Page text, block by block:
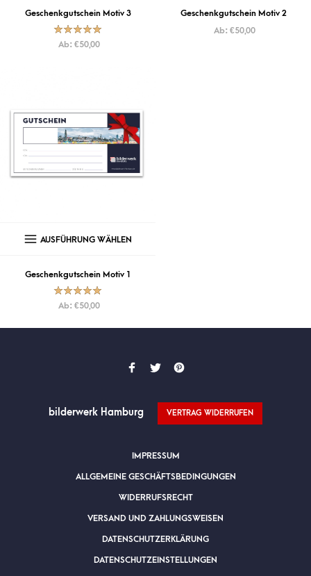
Geschenkgutschein Motiv 3
Bewertet mit
5.00von
Ab: €50,00
Geschenkgutschein Motiv 2
Ab: €50,00
AUSFÜHRUNG WÄHLEN
Geschenkgutschein Motiv 1
Bewertet mit
5.00von
Ab: €50,00
bilderwerk Hamburg VERTRAG WIDERRUFEN
IMPRESSUM
ALLGEMEINE GESCHÄFTSBEDINGUNGEN
WIDERRUFSRECHT
VERSAND UND ZAHLUNGSWEISEN
DATENSCHUTZERKLÄRUNG
DATENSCHUTZEINSTELLUNGEN